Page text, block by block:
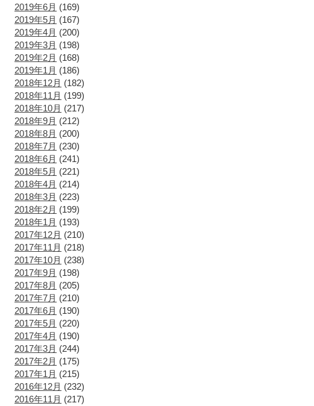
2019年6月 (169)
2019年5月 (167)
2019年4月 (200)
2019年3月 (198)
2019年2月 (168)
2019年1月 (186)
2018年12月 (182)
2018年11月 (199)
2018年10月 (217)
2018年9月 (212)
2018年8月 (200)
2018年7月 (230)
2018年6月 (241)
2018年5月 (221)
2018年4月 (214)
2018年3月 (223)
2018年2月 (199)
2018年1月 (193)
2017年12月 (210)
2017年11月 (218)
2017年10月 (238)
2017年9月 (198)
2017年8月 (205)
2017年7月 (210)
2017年6月 (190)
2017年5月 (220)
2017年4月 (190)
2017年3月 (244)
2017年2月 (175)
2017年1月 (215)
2016年12月 (232)
2016年11月 (217)